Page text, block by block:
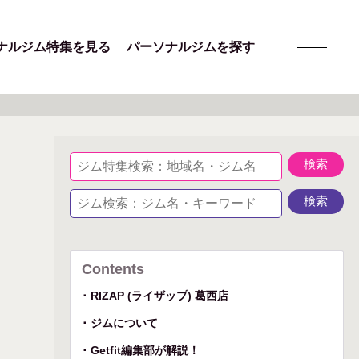
ルジム特集を見る パーソナルジムを探す
Contents
RIZAP (ライザップ) 葛西店
ジムについて
Getfit編集部が解説！